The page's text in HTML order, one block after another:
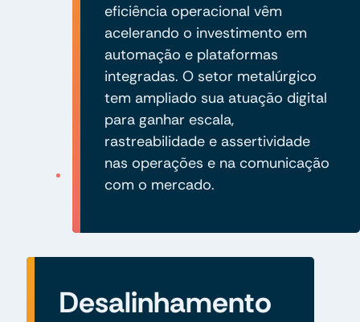
eficiência operacional vêm
acelerando o investimento em
automação e plataformas
integradas. O setor metalúrgico
tem ampliado sua atuação digital
para ganhar escala,
rastreabilidade e assertividade
nas operações e na comunicação
com o mercado.
Desalinhamento